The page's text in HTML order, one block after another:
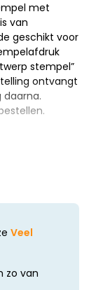
met
van
geschikt voor
stempel”
ontvangt
Veel
zo van